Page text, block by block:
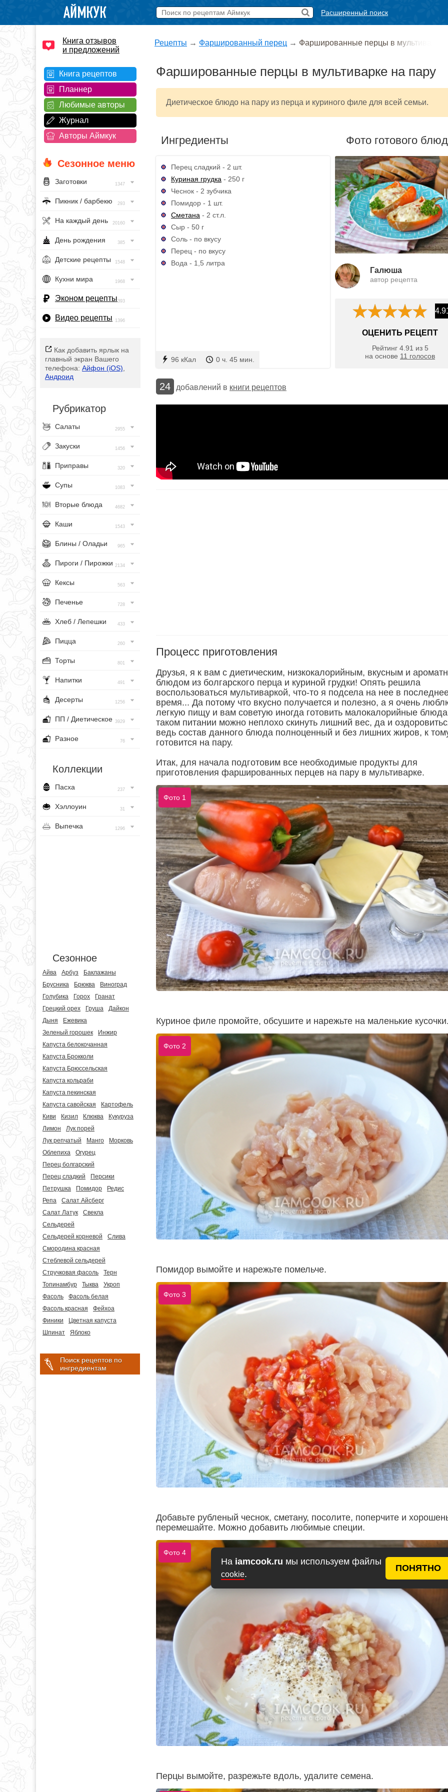
На iamcook.ru мы используем файлы
cookie.
ПОНЯТНО
Расширенный поиск
Книга отзывов
и предложений
Книга рецептов
Планнер
Любимые авторы
Журнал
Авторы Аймкук
Сезонное меню
Заготовки 1347
Пикник / барбекю 293
На каждый день 20160
День рождения 385
Детские рецепты 1548
Кухни мира 1968
Эконом рецепты393
Видео рецепты 1396
Как добавить ярлык на
главный экран Вашего
телефона: Айфон (iOS)
Андроид
Рубрикатор
Салаты 2955
Закуски 1456
Приправы 320
Супы 1083
Вторые блюда 4682
Каши 1543
Блины / Оладьи 965
Пироги / Пирожки 2134
Кексы 563
Печенье 728
Хлеб / Лепешки 433
Пицца 260
Торты 801
Напитки 491
Десерты 1256
ПП / Диетическое 3929
Разное 76
Коллекции
Пасха 237
Хэллоуин 31
Выпечка 1296
Сезонное
Айва Арбуз
Баклажаны
Брусника
Брюква
Виноград
Голубика
Горох
Гранат
Грецкий орех
Груша
Дайкон
Дыня
Ежевика
Зеленый горошек
Инжир
Капуста белокочанная
Капуста Брокколи
Капуста Брюссельская
Капуста кольраби
Капуста пекинская
Капуста савойская
Картофель
Киви
Кизил Клюква
Кукуруза
Лимон
Лук порей
Лук репчатый
Манго
Морковь
Облепиха
Огурец
Перец болгарский
Перец сладкий
Персики
Петрушка
Помидор
Редис
Репа
Салат Айсберг
Салат Латук
Свекла
Сельдерей
Сельдерей корневой
Слива
Смородина красная
Стеблевой сельдерей
Стручковая фасоль
Терн
Топинамбур
Тыква
Укроп
Фасоль
Фасоль белая
Фасоль красная
Фейхоа
Финики
Цветная капуста
Шпинат
Яблоко
Поиск рецептов по
ингредиентам
Рецепты → Фаршированный перец → Фаршированные перцы в мультива
Фаршированные перцы в мультиварке на пару
Диетическое блюдо на пару из перца и куриного филе для всей семьи.
Ингредиенты
Перец сладкий - 2 шт.
Куриная грудка - 250 г
Чеснок - 2 зубчика
Помидор - 1 шт.
Сметана - 2 ст.л.
Сыр - 50 г
Соль - по вкусу
Перец - по вкусу
Вода - 1,5 литра
96 кКал 0 ч. 45 мин.
Фото готового
Галюша
автор рецепта
ОЦЕНИТЬ РЕЦЕПТ
Рейтинг 4.91 из 5
на основе 11 голосов
24 добавлений в книги рецептов
Процесс приготовления
Друзья, я к вам с диетическим, низкокалорийным, вкусным и
блюдом из болгарского перца и куриной грудки! Опять решила
воспользоваться мультиваркой, что-то я подсела на нее в
время... Да потому что вкусно получается и полезно, а я очень
легкую пищу и вам советую иногда готовить малокалорийные
таком питании можно неплохо скинуть лишний вес, да и
ведь состав данного блюда полноценный и без лишних жиров, к
готовится на пару.
Итак, для начала подготовим все необходимые продукты для
приготовления фаршированных перцев на пару в мультиварке.
Фото 1
Куриное филе промойте, обсушите и нарежьте на маленькие
Фото 2
Помидор вымойте и нарежьте помельче.
Фото 3
Добавьте рубленый чеснок, сметану, посолите, поперчите и
перемешайте. Можно добавить любимые специи.
Фото 4
Перцы вымойте, разрежьте вдоль, удалите семена.